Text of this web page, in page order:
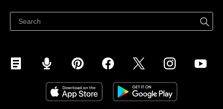
Predávajte na Facebook
Predávať na Instagram